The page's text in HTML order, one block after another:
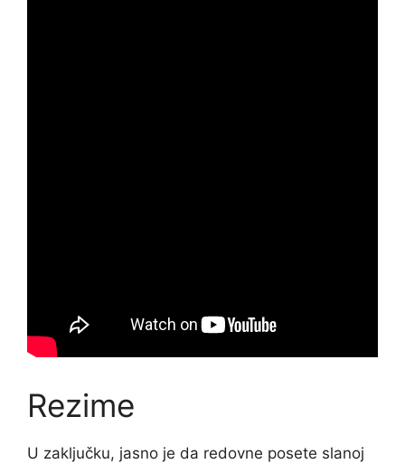
Rezime
U zaključku, jasno je da redovne posete slanoj